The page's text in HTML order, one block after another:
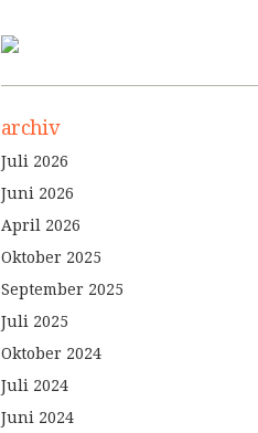
archiv
Juli 2026
Juni 2026
April 2026
Oktober 2025
September 2025
Juli 2025
Oktober 2024
Juli 2024
Juni 2024